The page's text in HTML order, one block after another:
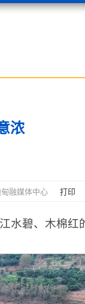
浓
融媒体中心 打印
水碧、木棉红